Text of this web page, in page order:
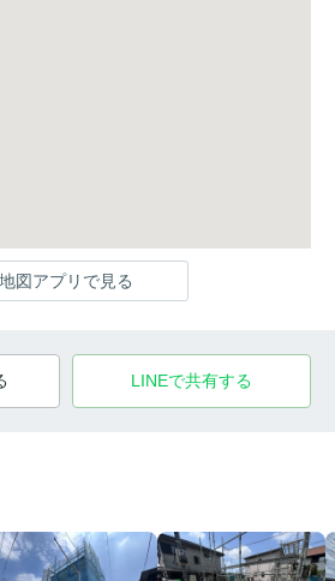
地図アプリで見る
LINEで共有する